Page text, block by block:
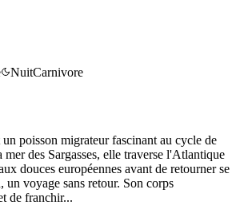
NuitCarnivore
poisson migrateur fascinant au cycle de
des Sargasses, elle traverse l'Atlantique
douces européennes avant de retourner se
un voyage sans retour. Son corps
de franchir...